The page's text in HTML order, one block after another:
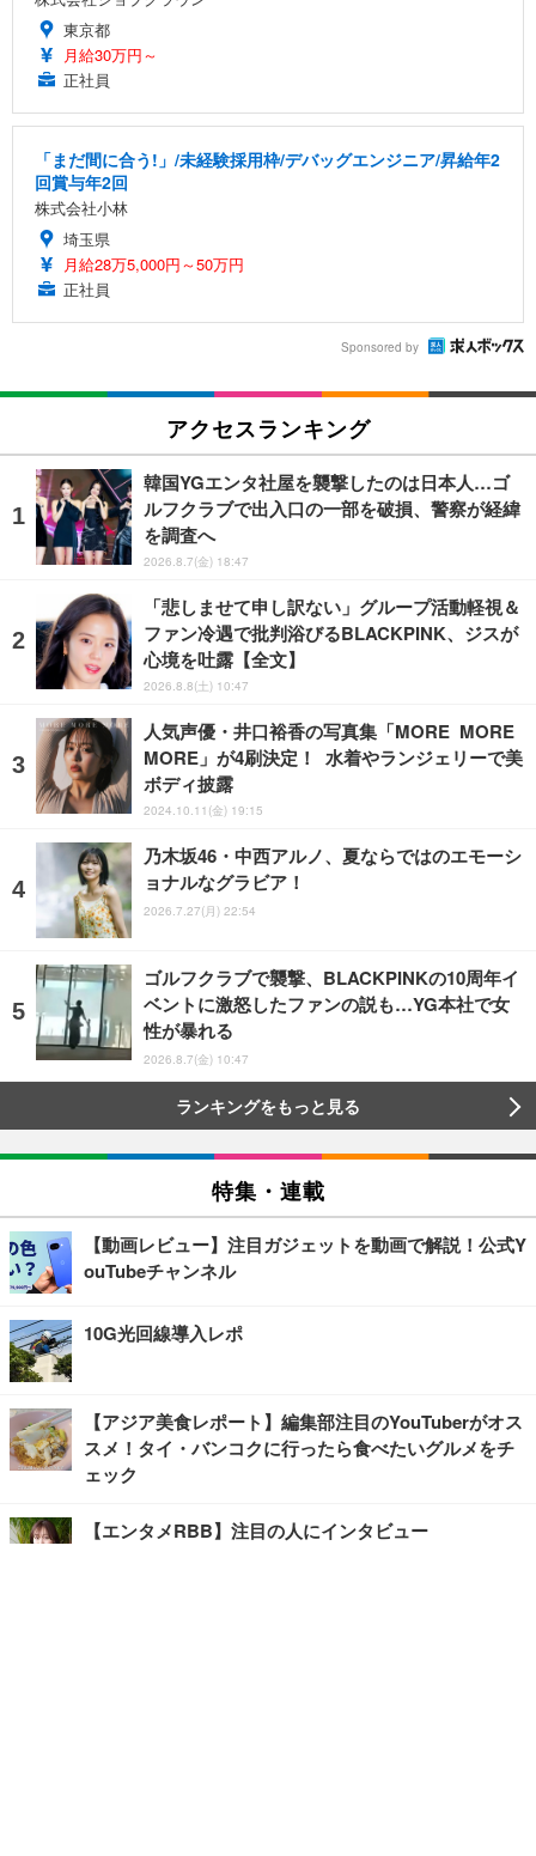
東京都
月給30万円～
正社員
「まだ間に合う!」/未経験採用枠/デバッグエンジニア/昇給年2
回賞与年2回
株式会社小林
埼玉県
月給28万5,000円～50万円
正社員
Sponsored by
アクセスランキング
韓国YGエンタ社屋を襲撃したのは日本人…ゴ
ルフクラブで出入口の一部を破損、警察が経緯
を調査へ
2026.8.7(金) 18:47
「悲しませて申し訳ない」グループ活動軽視＆
ファン冷遇で批判浴びるBLACKPINK、ジスが
心境を吐露【全文】
2026.8.8(土) 10:47
人気声優・井口裕香の写真集「MORE MORE
MORE」が4刷決定！ 水着やランジェリーで美
ボディ披露
2024.10.11(金) 19:15
乃木坂46・中西アルノ、夏ならではのエモーシ
ョナルなグラビア！
2026.7.27(月) 22:54
ゴルフクラブで襲撃、BLACKPINKの10周年イ
ベントに激怒したファンの説も…YG本社で女
性が暴れる
2026.8.7(金) 10:47
ランキングをもっと見る
特集・連載
【動画レビュー】注目ガジェットを動画で解説！公式Y
ouTubeチャンネル
10G光回線導入レポ
【アジア美食レポート】編集部注目のYouTuberがオス
スメ！タイ・バンコクに行ったら食べたいグルメをチ
ェック
【エンタメRBB】注目の人にインタビュー